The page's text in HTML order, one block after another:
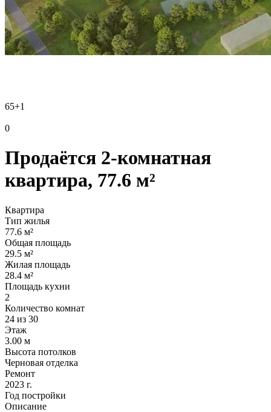
65+1
0
Продаётся 2-комнатная
квартира, 77.6 м²
Квартира
Тип жилья
77.6 м²
Общая площадь
29.5 м²
Жилая площадь
28.4 м²
Площадь кухни
2
Количество комнат
24 из 30
Этаж
3.00 м
Высота потолков
Черновая отделка
Ремонт
2023 г.
Год постройки
Описание